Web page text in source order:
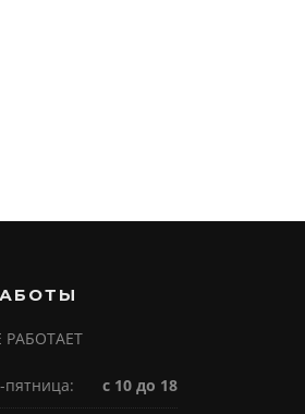
пятница:
с 10 до 18